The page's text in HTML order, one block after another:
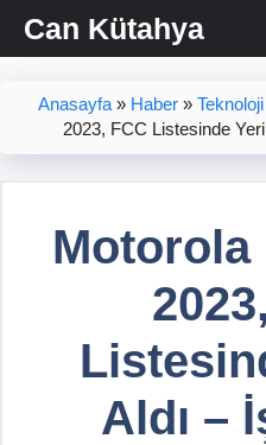
İçeriğe
atlaCan Kütahya
Anasayfa» Haber»
2023, FCC Listesinde
Motorola
Aldı –